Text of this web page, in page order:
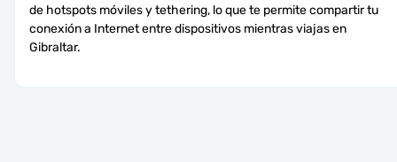
de hotspots móviles y tethering, lo que te permite compartir tu
conexión a Internet entre dispositivos mientras viajas en
Gibraltar.